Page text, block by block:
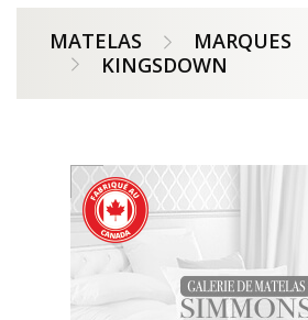
MATELAS
MARQUES
KINGSDOWN